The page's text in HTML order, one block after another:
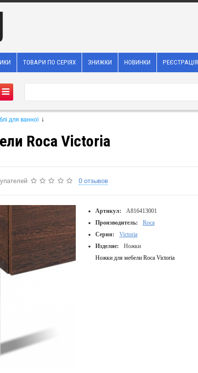
ТОВАРИ ПО СЕРІЯХ ЗНИЖКИ НОВИНКИ РЕЄСТРАЦІЯ
для ванної ↓
Roca Victoria
0 отзывов
Артикул:
A816413001
Производитель:
Roca
Серия:
Victoria
Изделие:
Ножки
Ножки для мебели Roca Victoria